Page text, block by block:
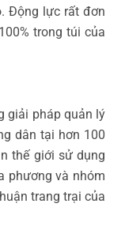
Động lực rất đơn
trong túi của
giải pháp quản lý
dân tại hơn 100
thế giới sử dụng
phương và nhóm
trang trại của